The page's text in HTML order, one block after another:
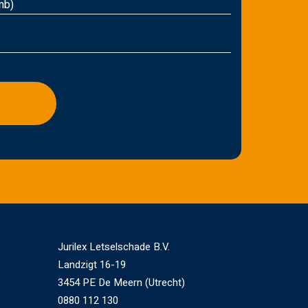
Jurilex Letselschade B.V.
Landzigt 16-19
3454 PE De Meern (Utrecht)
0880 112 130